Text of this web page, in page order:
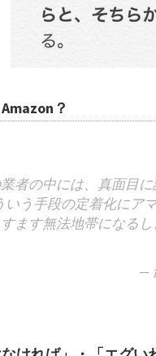
？
者の中には、真面目
いう手段の定着化にア
ます無法地帯になる
—